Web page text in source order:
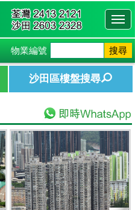
物業編號 搜尋
沙田區樓盤搜尋